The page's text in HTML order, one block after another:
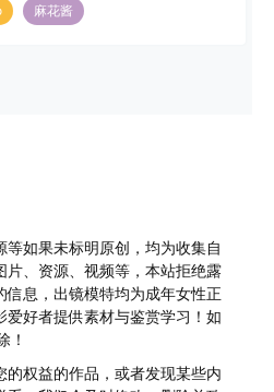
麻花酱
如果未标明原创，均为收集自
片、资源、视频等，本站拒绝露
信息，出镜模特均为成年女性正
好者提供素材与鉴赏学习！如
！
权益的作品，或者发现某些内